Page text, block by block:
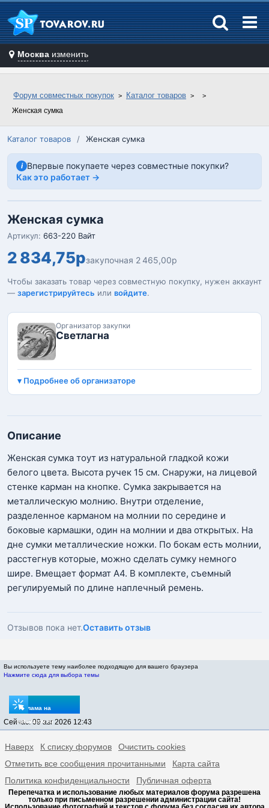
Москва изменить
Форум совместных покупок Каталог товаров
Женская сумка
Каталог товаров / Женская сумка
i Впервые покупаете через совместные покупки?
Как это работает →
Женская сумка
Артикул: 66З-220 Вайт
2 834,75рзакупочная 2 465,00р
Чтобы заказать товар через совместную покупку, нужен аккаунт
— зарегистрируйтесь или войдите.
Организатор закупки
Светлагна
Подробнее об организаторе
Описание
Женская сумка тоут из натуральной гладкой кожи
белого цвета. Высота ручек 15 см. Снаружи, на лицевой
стенке карман на кнопке. Сумка закрывается на
металлическую молнию. Внутри отделение,
разделенное карманом на молнии по середине и
боковые кармашки, один на молнии и два открытых. На
дне сумки металлические ножки. По бокам есть молнии,
расстегнув которые, можно сделать сумку немного
шире. Вмещает формат А4. В комплекте, съемный
регулируемый по длине наплечный ремень.
Отзывов пока нет.Оставить отзыв
Вы используете тему наиболее подходящую для вашего браузера
Нажмите сюда для выбора темы
Реклама на
sptovarov.ru
Сейчас: 09 авг 2026 12:43
Наверх К списку форумов
Очистить cookies
Отметить все сообщения прочитанными
Карта сайта
Политика конфиденциальности
Публичная оферта